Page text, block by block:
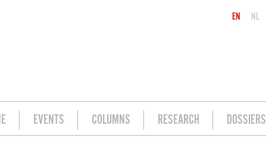
EN NL
EVENTS COLUMNS RESEARCH DOSSIERS